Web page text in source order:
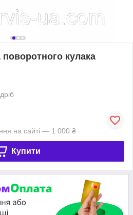
кулака
на сайті — 1 000 ₴
Купити